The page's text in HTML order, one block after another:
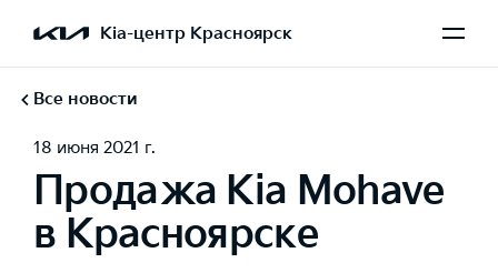
Kia-центр Красноярск
Все новости
18 июня 2021 г.
Продажа Kia Mohave
в Красноярске